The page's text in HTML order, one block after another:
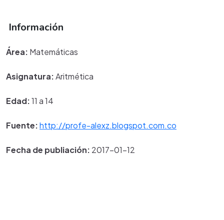
Información
Área: Matemáticas
Asignatura:Aritmética
Edad:11 a 14
Fuente:http://profe-alexz.blogspot.com.co
Fecha de publiación: 2017-01-12